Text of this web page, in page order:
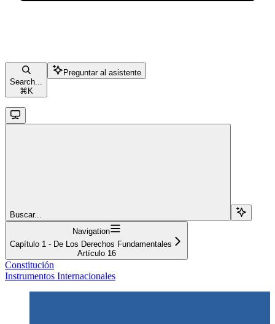
Search...
⌘ K
Preguntar al asistente
Buscar...
Navigation
Capítulo 1 - De Los Derechos Fundamentales
Artículo 16
Constitución
Instrumentos Internacionales